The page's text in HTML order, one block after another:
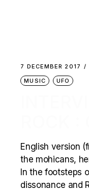
7 DECEMBER 2017
MUSIC
UFO
English version
the mohicans,
In the footsteps
dissonance and